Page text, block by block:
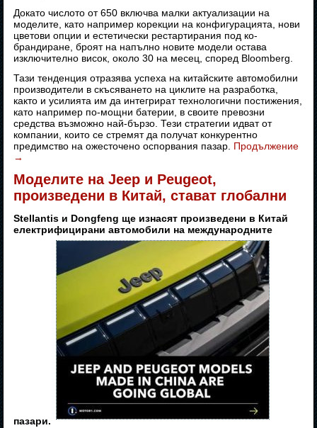
Докато числото от 650 включва малки актуализации на
моделите, като например корекции на конфигурацията, нови
цветови опции и естетически рестартирания под ко-
брандиране, броят на напълно новите модели остава
изключително висок, около 30 на месец, според Bloomberg.
Тази тенденция отразява успеха на китайските автомобилни
производители в скъсяването на циклите на разработка,
както и усилията им да интегрират технологични постижения,
като например по-мощни батерии, в своите превозни
средства възможно най-бързо. Тези стратегии идват от
компании, които се стремят да получат конкурентно
предимство на ожесточено оспорвания пазар. Продължение
→
Моделите на Jeep и Peugeot,
произведени в Китай, стават глобални
Stellantis и Dongfeng ще изнасят произведени в Китай
електрифицирани автомобили на международните
пазари.